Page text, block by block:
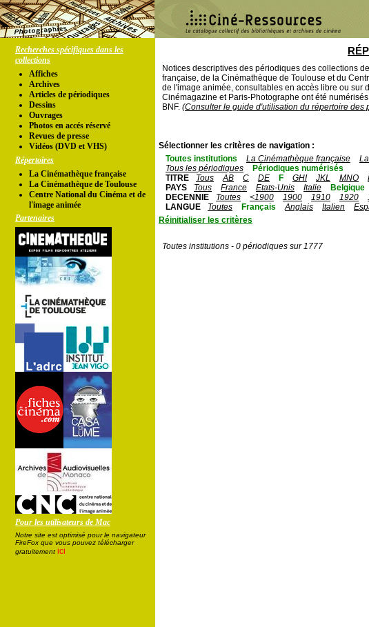
Recherches spécifiques dans les
collections
Affiches
Archives
Articles de périodiques
Dessins
Ouvrages
Photos en accés réservé
Revues de presse
Vidéos (DVD et VHS)
Répertoires
La Cinémathèque française
La Cinémathèque de Toulouse
Centre National du Cinéma et de
l'image animée
Partenaires
Pour les utilisateurs de Mac
Notre site est optimisé pour le navigateur
FireFox que vous pouvez télécharger
gratuitement ici
Notices descriptives des périodiques des collections
française, de la Cinémathèque de Toulouse et du
de l'image animée, consultables en accès libre ou sur
Cinémagazine et Paris-Photographe ont été
BNF. (Consulter le guide d'utilisation du répertoire des
Sélectionner les critères de navigation :
Toutes institutions
La Cinémathèque française
Tous les périodiques
Périodiques numérisés
TITRE
Tous AB C DE F GHI JKL MNO
PAYS
Tous France Etats-Unis Italie Belgique
DECENNIE
Toutes <1900 1900 1910 1920
LANGUE
Toutes Français Anglais Italien
Réinitialiser les critères
Toutes institutions - 0 périodiques sur 1777